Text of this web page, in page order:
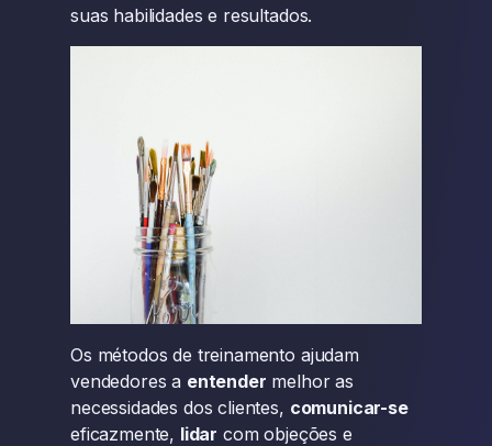
suas habilidades e resultados.
Os métodos de treinamento ajudam
vendedores a entender melhor as
necessidades dos clientes, comunicar-se
eficazmente, lidar com objeções e